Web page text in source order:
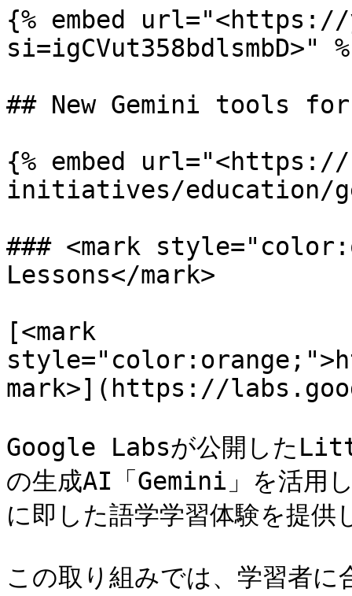
{% embed url="<https://
si=igCVut358bdlsmbD>"
## New Gemini tools
{% embed
initiatives/education/
### <mark
Lessons</mark>
[<mark
mark>](https://
Google Labsが公開した
の生成AI「Gemini」を活用
に即した語学学習体験を提供
この取り組みでは、学習者